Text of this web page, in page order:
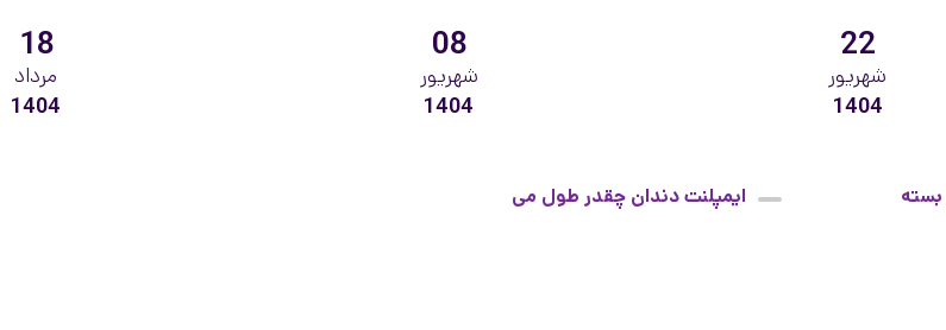
22
شهریور
1404
08
شهریور
1404
18
مرداد
1404
ایمپلنت دندان چقدر طول می